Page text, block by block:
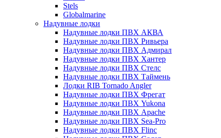
Stels
Globalmarine
Надувные лодки
Надувные лодки ПВХ АКВА
Надувные лодки ПВХ Ривьера
Надувные лодки ПВХ Адмирал
Надувные лодки ПВХ Хантер
Надувные лодки ПВХ Стелс
Надувные лодки ПВХ Таймень
Лодки RIB Tornado Angler
Надувные лодки ПВХ Фрегат
Надувные лодки ПВХ Yukona
Надувные лодки ПВХ Apache
Надувные лодки ПВХ Sea-Pro
Надувные лодки ПВХ Flinc